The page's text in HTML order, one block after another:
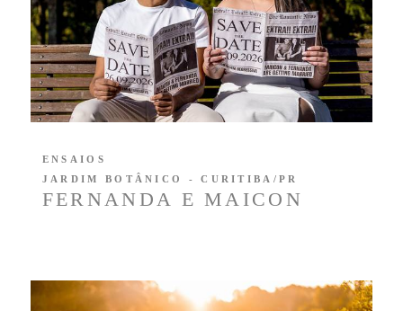
FERNANDA E MAICON
ENSAIOS
JARDIM BOTÂNICO - CURITIBA/PR